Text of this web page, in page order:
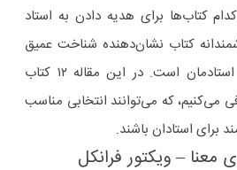
کتاب‌ها برای هدیه دادن به استاد
کتاب نشان‌دهنده‌ شناخت عمیق
ما از علایق و شخصیت استادمان است. در این مقاله ۱۲ کتاب
می‌کنیم، که می‌توانند انتخابی مناسب
برای استادان باشند.